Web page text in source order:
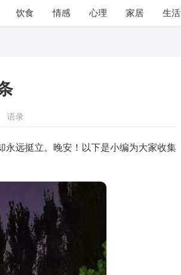
饮食 情感 心理 家居 生活
语录
远挺立。晚安！以下是小编为大家收集